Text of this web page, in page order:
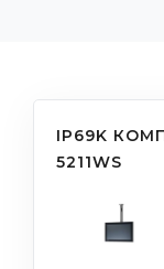
IP69K
5211WS